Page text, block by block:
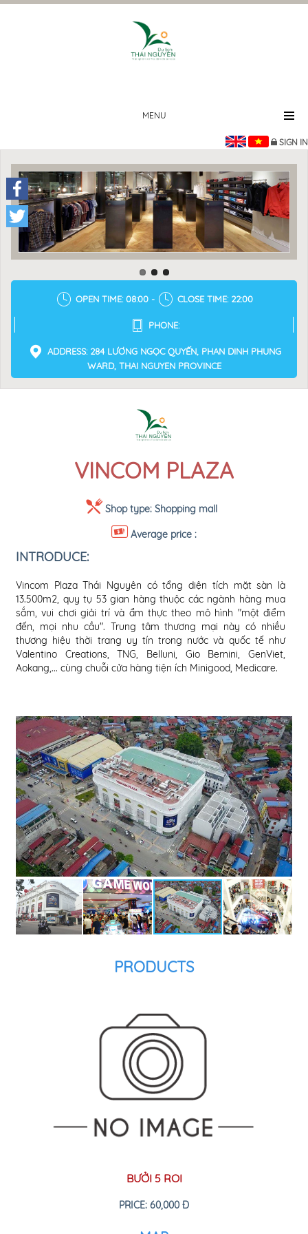
MENU
SIGN IN
OPEN TIME: 08:00 - CLOSE TIME: 22:00
PHONE:
ADDRESS: 284 LƯƠNG NGỌC QUYẾN, PHAN DINH PHUNG
WARD, THAI NGUYEN PROVINCE
VINCOM PLAZA
Shop type: Shopping mall
Average price :
INTRODUCE:
Vincom Plaza Thái Nguyên có tổng diện tích mặt sàn là
13.500m2, quy tụ 53 gian hàng thuộc các ngành hàng mua
sắm, vui chơi giải trí và ẩm thực theo mô hình "một điểm
đến, mọi nhu cầu". Trung tâm thương mại này có nhiều
thương hiệu thời trang uy tín trong nước và quốc tế như
Valentino Creations, TNG, Belluni, Gio Bernini, GenViet,
Aokang,... cùng chuỗi cửa hàng tiện ích Minigood, Medicare.
PRODUCTS
BƯỞI 5 ROI
PRICE: 60,000 Đ
Facebook
Twitter